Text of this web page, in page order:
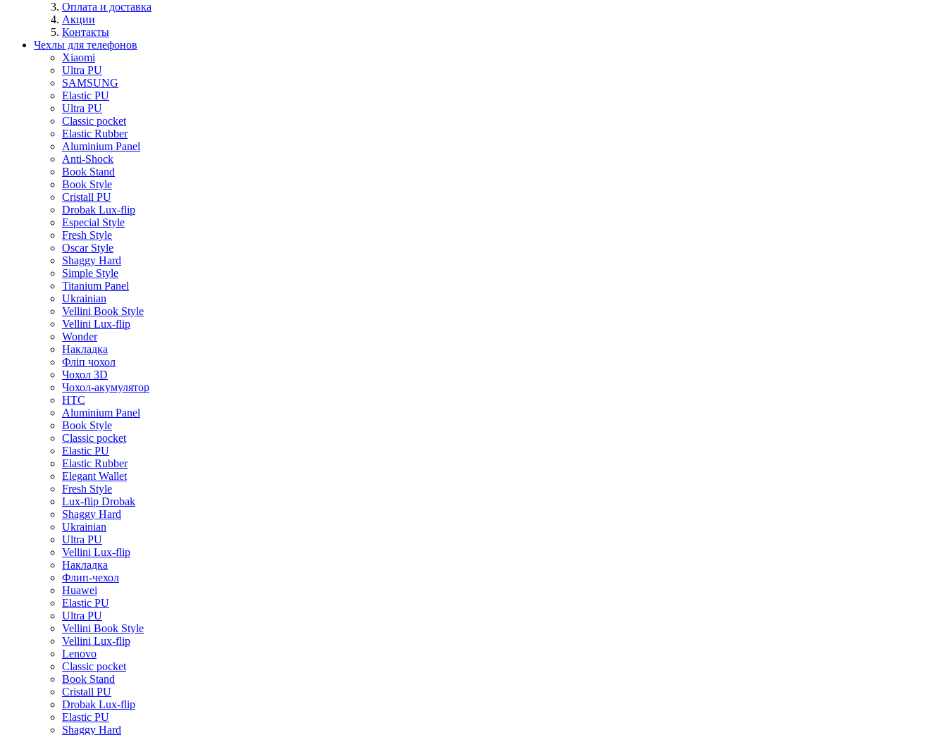
Оплата и доставка
Акции
Контакты
Чехлы для телефонов
Xiaomi
Ultra PU
SAMSUNG
Elastic PU
Ultra PU
Classic pocket
Elastic Rubber
Aluminium Panel
Anti-Shock
Book Stand
Book Style
Cristall PU
Drobak Lux-flip
Especial Style
Fresh Style
Oscar Style
Shaggy Hard
Simple Style
Titanium Panel
Ukrainian
Vellini Book Style
Vellini Lux-flip
Wonder
Накладка
Фліп чохол
Чохол 3D
Чохол-акумулятор
HTC
Aluminium Panel
Book Style
Classic pocket
Elastic PU
Elastic Rubber
Elegant Wallet
Fresh Style
Lux-flip Drobak
Shaggy Hard
Ukrainian
Ultra PU
Vellini Lux-flip
Накладка
Флип-чехол
Huawei
Elastic PU
Ultra PU
Vellini Book Style
Vellini Lux-flip
Lenovo
Classic pocket
Book Stand
Cristall PU
Drobak Lux-flip
Elastic PU
Shaggy Hard